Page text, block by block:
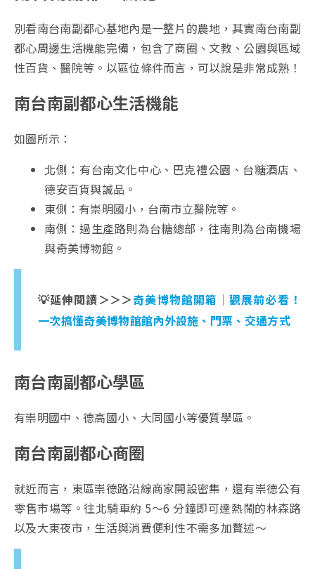
別看南台南副都心基地內是一整片的農地，其實南台南副
都心周邊生活機能完備，包含了商圈、文教、公園與區域
性百貨、醫院等。以區位條件而言，可以說是非常成熟！
南台南副都心生活機能
如圖所示：
北側：有台南文化中心、巴克禮公園、台糖酒店、
德安百貨與誠品。
東側：有崇明國小，台南市立醫院等。
南側：過生產路則為台糖總部，往南則為台南機場
與奇美博物館。
💡延伸閱讀＞＞＞奇美博物館開箱｜觀展前必看！
一次搞懂奇美博物館館內外設施、門票、交通方式
南台南副都心學區
有崇明國中、德高國小、大同國小等優質學區。
南台南副都心商圈
就近而言，東區崇德路沿線商家開設密集，還有崇德公有
零售市場等。往北騎車約 5～6 分鐘即可達熱鬧的林森路
以及大東夜市，生活與消費便利性不需多加贅述～